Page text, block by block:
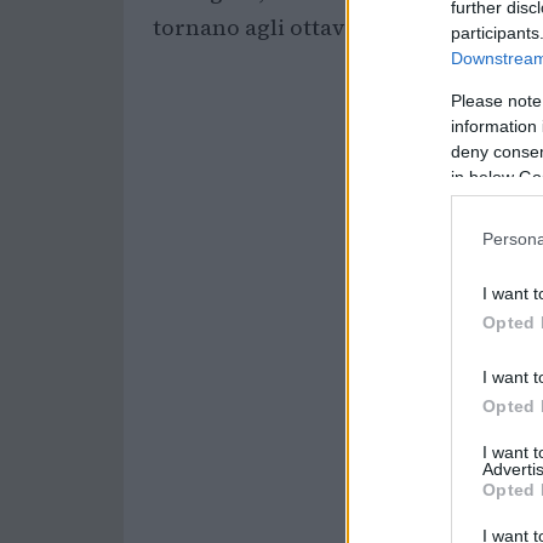
further
Please
information
deny
in below
I want
Opted
I want
Opted
I want
Opted
I want
tornano agli ottavi dopo ben 28 anni.